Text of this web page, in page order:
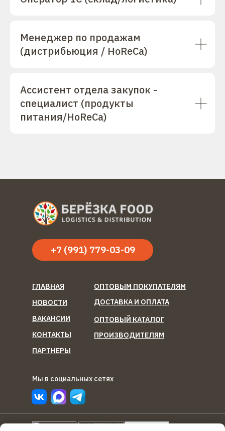
Менеджер по продажам
(дистрибьюция / HoReCa)
Ассистент отдела закупок -
специалист (продукты
питания/HoReCa)
Мы в социальных сетях
ГЛАВНАЯ
НОВОСТИ
ВАКАНСИИ
КОНТАКТЫ
ПАРТНЕРЫ
ОПТОВЫМ ПОКУПАТЕЛЯМ
ДОСТАВКА И ОПЛАТА
ОПТОВЫЙ КАТАЛОГ
ПРОИЗВОДИТЕЛЯМ
ООО "Березка Фуд"
+7 (991) 779-03-09